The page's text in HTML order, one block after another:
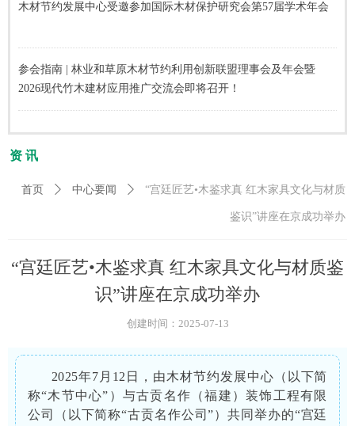
“宫廷匠艺•木鉴求真 红木家具文化与材质鉴
识”讲座在京成功举办
2025年7月12日，由木材节约发展中心（以下简
称“木节中心”）与古贡名作（福建）装饰工程有限
公司（以下简称“古贡名作公司”）共同举办的“宫廷
木材节约发展中心受邀参加国际木材保护研究会第57届学术年会
参会指南 | 林业和草原木材节约利用创新联盟理事会及年会暨
2026现代竹木建材应用推广交流会即将召开！
资 讯
首页 ꄲ 中心要闻 ꄲ “宫廷匠艺•木鉴求真 红木家具文化与材质
鉴识”讲座在京成功举办
创建时间： 2025-07-13